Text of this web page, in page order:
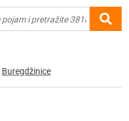
Buregdžinice